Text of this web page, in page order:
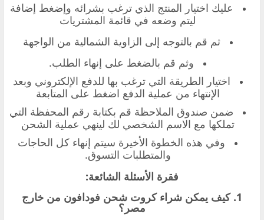
عليك اختيار المنتج الذي ترغب بشرائه وإضغط إضافة
ليتم وضعه في قائمة المشتريات
ثم قم بالتوجه إلى الزاوية الشمالية من الواجهة
وثم قم بالضغط على إنهاء الطلب.
اختيار الطريقة التي ترغب بها للدفع الإلكتروني وبعد
الإنتهاء من عملية الدفع اضغط على المتابعة
ضمن صندوق الملاحظة قم بكتابة رقم المحفظة التي
تملكها مع الاسم الشخصي لك لينهي عملية الشحن
وفي هذه الخطوة الأخيرة سيتم إنهاء كل الحاجات
والمتطلبات التسوق.
فقرة الأسئلة الشائعة:
1. كيف يمكن شراء كروت شحن فودافون من خارج
مصر؟